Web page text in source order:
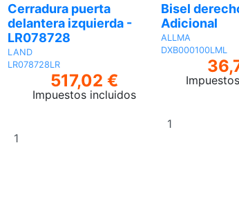
Cerradura puerta
delantera izquierda -
LR078728
LAND
LR078728LR
517,02 €
Impuestos incluidos
Bisel
Adicional
ALLMA
DXB000100LML